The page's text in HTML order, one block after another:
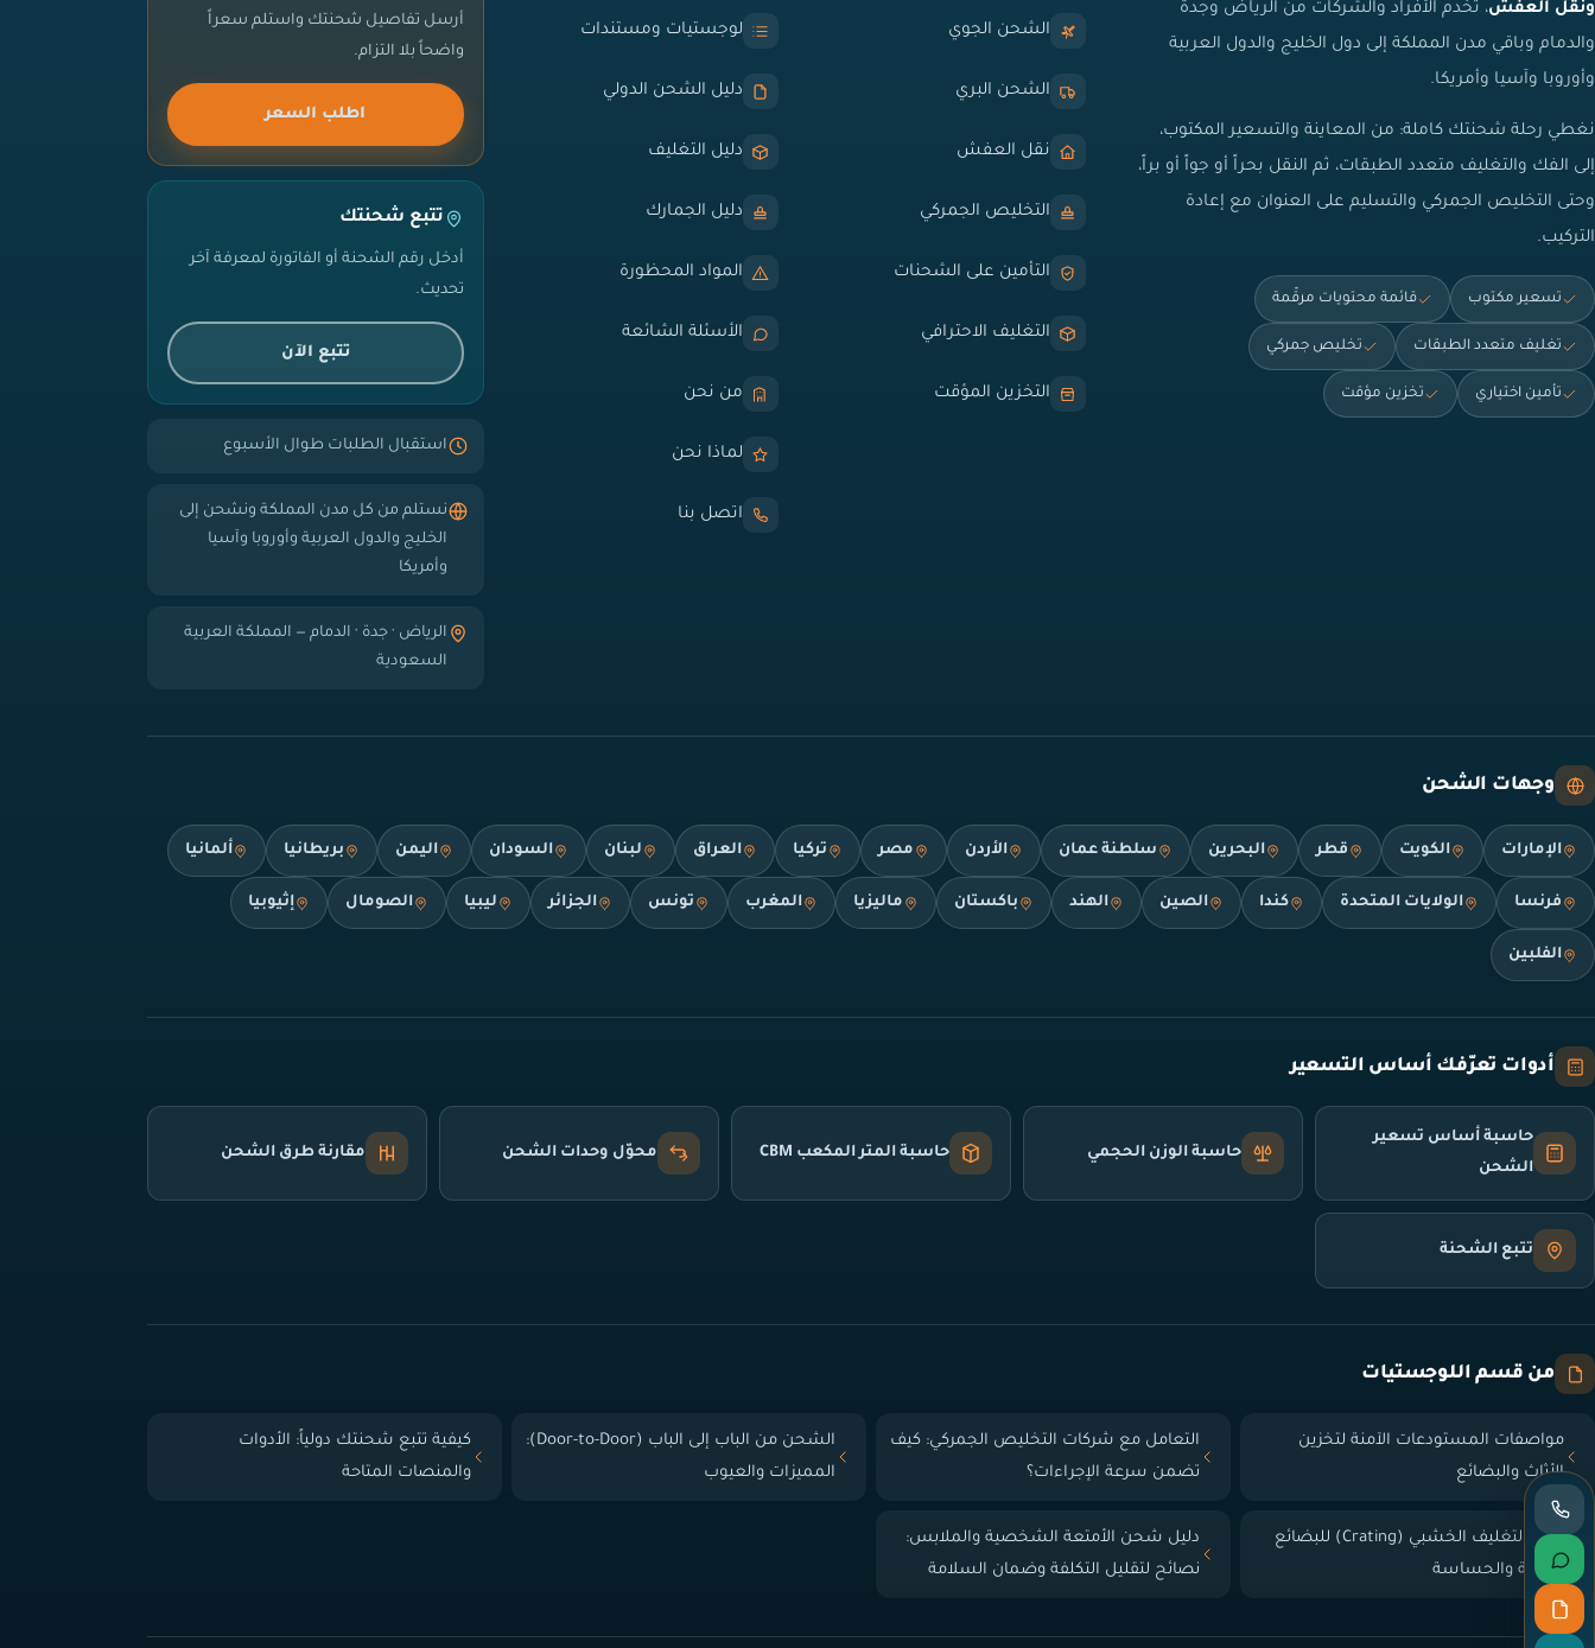
ونقل العفش، تخدم الأفراد والشركات من الرياض وجدة
والدمام وباقي مدن المملكة إلى دول الخليج والدول العربية
وأوروبا وآسيا وأمريكا.
نغطي رحلة شحنتك كاملة: من المعاينة والتسعير المكتوب،
إلى الفك والتغليف متعدد الطبقات، ثم النقل بحراً أو جواً أو براً،
وحتى التخليص الجمركي والتسليم على العنوان مع إعادة
التركيب.
تسعير مكتوب قائمة محتويات مرقّمة
تغليف متعدد الطبقات تخليص جمركي
تأمين اختياري تخزين مؤقت
الشحن الجوي
الشحن البري
نقل العفش
التخليص الجمركي
التأمين على الشحنات
التغليف الاحترافي
التخزين المؤقت
لوجستيات ومستندات
دليل الشحن الدولي
دليل التغليف
دليل الجمارك
المواد المحظورة
الأسئلة الشائعة
من نحن
لماذا نحن
اتصل بنا
أرسل تفاصيل شحنتك واستلم سعراً
واضحاً بلا التزام.
اطلب السعر
تتبع شحنتك
أدخل رقم الشحنة أو الفاتورة لمعرفة آخر
تحديث.
تتبع الآن
استقبال الطلبات طوال الأسبوع
نستلم من كل مدن المملكة ونشحن إلى
الخليج والدول العربية وأوروبا وآسيا
وأمريكا
الرياض · جدة · الدمام — المملكة العربية
السعودية
وجهات الشحن
الإمارات الكويت قطر البحرين سلطنة عمان الأردن مصر تركيا العراق لبنان السودان اليمن بريطانيا ألمانيا
فرنسا الولايات المتحدة كندا الصين الهند باكستان ماليزيا المغرب تونس الجزائر ليبيا الصومال إثيوبيا
الفلبين
أدوات تعرّفك أساس التسعير
حاسبة أساس تسعير
الشحن
حاسبة الوزن الحجمي حاسبة المتر المكعب CBM محوّل وحدات الشحن مقارنة طرق الشحن
تتبع الشحنة
من قسم اللوجستيات
مواصفات المستودعات الآمنة لتخزين
الأثاث والبضائع
التعامل مع شركات التخليص الجمركي: كيف
تضمن سرعة الإجراءات؟
الشحن من الباب إلى الباب (Door-to-Door):
المميزات والعيوب
كيفية تتبع شحنتك دولياً: الأدوات
والمنصات المتاحة
دليل التغليف الخشبي (Crating) للبضائع
الثقيلة والحساسة
دليل شحن الأمتعة الشخصية والملابس:
نصائح لتقليل التكلفة وضمان السلامة